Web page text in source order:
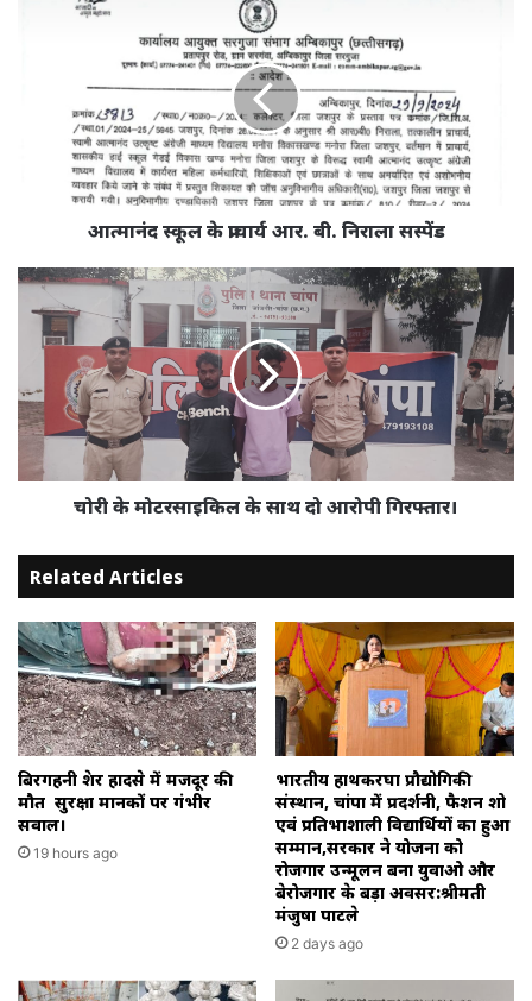
आत्मानंद स्कूल के प्राचार्य आर. बी. निराला सस्पेंड
चोरी
मोटरसाइकिल
दो
आरोपी
गिरफ्तार।
चोरी के मोटरसाइकिल के साथ दो आरोपी गिरफ्तार।
Related Articles
बिरगहनी क्रेशर हादसे में मजदूर की
मौत सुरक्षा मानकों पर गंभीर
सवाल।
19 hours ago
भारतीय हाथकरघा प्रौद्योगिकी
संस्थान, चांपा में प्रदर्शनी, फैशन शो
एवं प्रतिभाशाली विद्यार्थियों का हुआ
सम्मान,सरकार ने योजना को
रोजगार उन्मूलन बना युवाओ और
बेरोजगार के बड़ा अवसर:श्रीमती
मंजुषा पाटले
2 days ago